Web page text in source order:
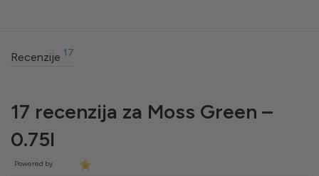
Recenzije 17
17 recenzija za Moss Green –
0.75l
Powered by